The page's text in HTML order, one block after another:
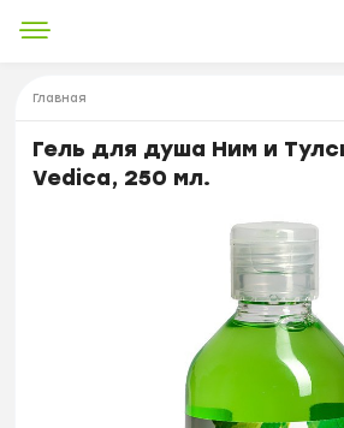
Главная
Гель для душа Ним и
Vedica, 250 мл.